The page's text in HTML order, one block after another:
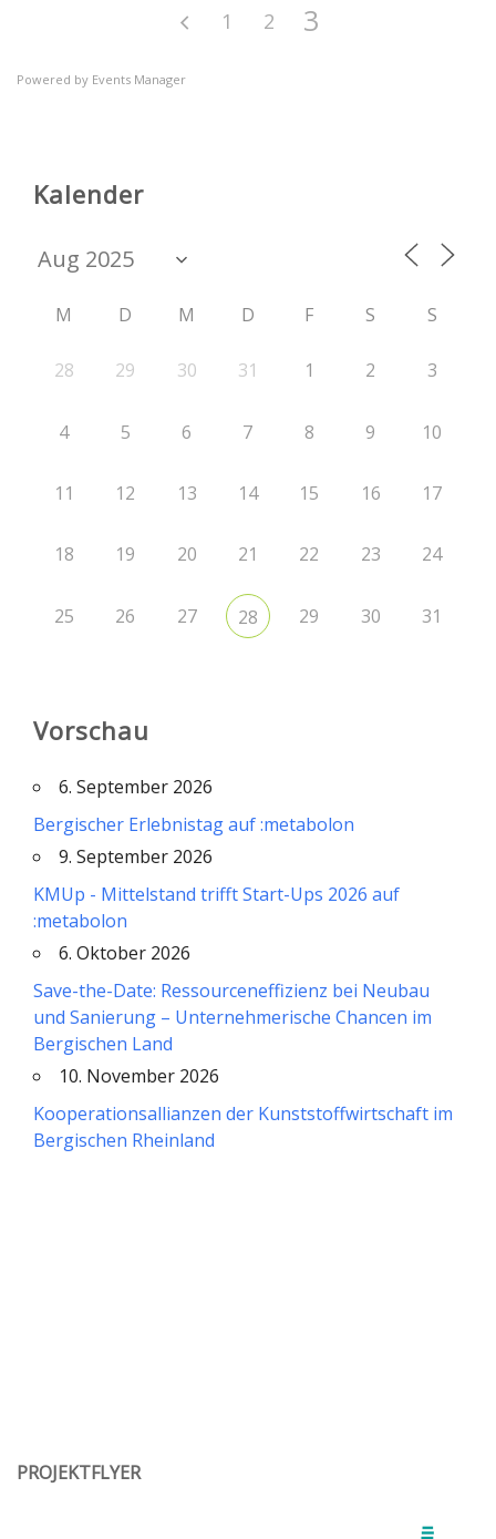
1 2 3
Powered by Events Manager
Kalender
M D M D F S S
28 29 30 31 1 2 3
4 5 6 7 8 9 10
11 12 13 14 15 16 17
18 19 20 21 22 23 24
25 26 27 28 29 30 31
Vorschau
6. September 2026
Bergischer Erlebnistag auf :metabolon
9. September 2026
KMUp - Mittelstand trifft Start-Ups 2026 auf
:metabolon
6. Oktober 2026
Save-the-Date: Ressourceneffizienz bei Neubau
und Sanierung – Unternehmerische Chancen im
Bergischen Land
10. November 2026
Kooperationsallianzen der Kunststoffwirtschaft im
Bergischen Rheinland
PROJEKTFLYER